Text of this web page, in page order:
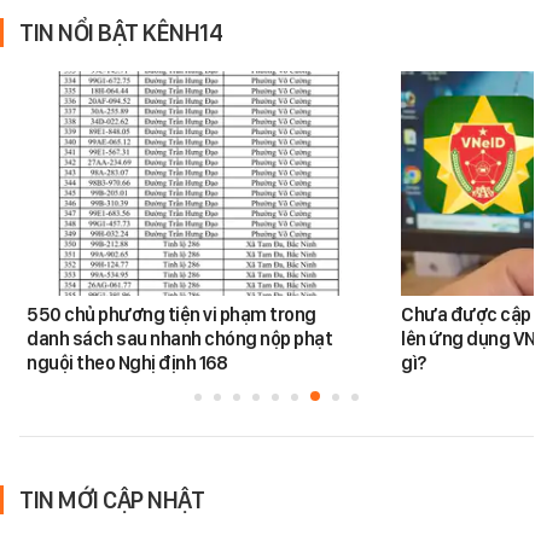
TIN NỔI BẬT KÊNH14
550 chủ phương tiện vi phạm trong
danh sách sau nhanh chóng nộp phạt
nguội theo Nghị định 168
Chưa được cập
lên ứng dụng
gì?
TIN MỚI CẬP NHẬT